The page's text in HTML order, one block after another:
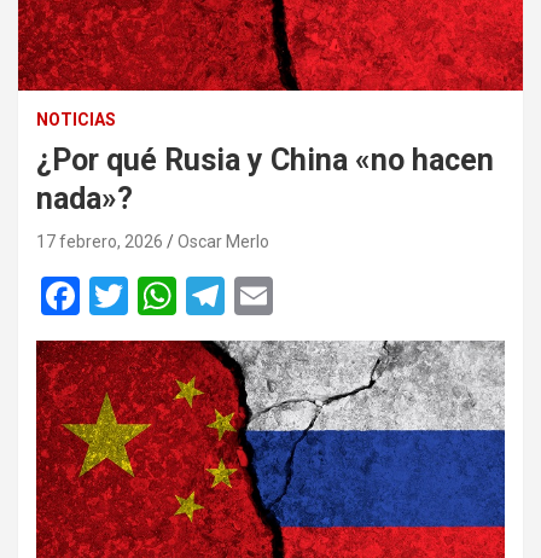
NOTICIAS
¿Por qué Rusia y China «no hacen
nada»?
17 febrero, 2026 Oscar Merlo
F
a
ce
b
o
o
k
T
wi
tt
er
W
h
at
s
A
p
p
T
el
e
gr
a
m
m
ail